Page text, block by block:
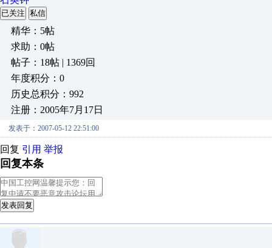
已关注 私信
精华：5帖
求助：0帖
帖子：18帖 | 1369回
年度积分：0
历史总积分：992
注册：2005年7月17日
发表于：2007-05-12 22:51:00
回复 引用 举报
回复本条
发表回复